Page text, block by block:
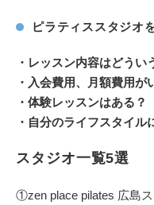
ピラティススタジオ
・レッスン内容はどうい
・入会費用、月額費用が
・体験レッスンはある？
・自分のライフスタイル
スタジオ一覧5選
①zen place pilates 広島